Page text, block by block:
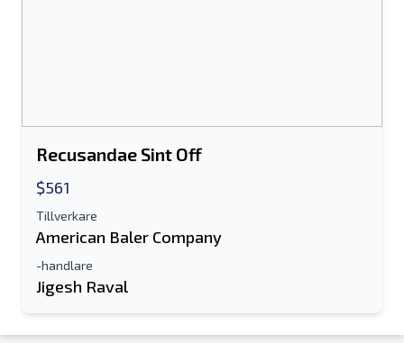
Recusandae Sint Off
$561
Tillverkare
American Baler Company
-handlare
Jigesh Raval